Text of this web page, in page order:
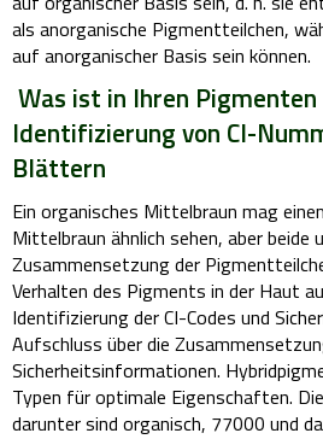
als anorganische Pigmentteilchen,
auf anorganischer Basis sein können.
Was ist in Ihren
Identifizierung von CI-
Blättern
Ein organisches Mittelbraun mag
Mittelbraun ähnlich sehen, aber beide
Zusammensetzung der
Verhalten des Pigments in der Haut
Identifizierung der CI-Codes und
Aufschluss über die
Sicherheitsinformationen.
Typen für optimale Eigenschaften.
darunter sind organisch, 77000 und